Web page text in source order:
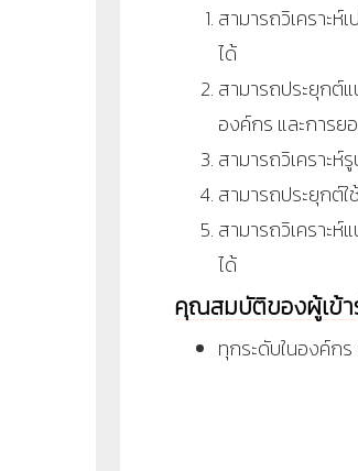
สามารถวิเคราะ
ได้
สามารถประยุกต์
องค์กร และการย
สามารถวิเคราะ
สามารถประยุกต์
สามารถวิเคราะ
ได้
คุณสมบัติของผู้เข้า
ทุกระดับในองค์ก